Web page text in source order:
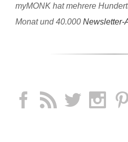
myMONK hat mehrere
Monat und 40.000 Newsletter-